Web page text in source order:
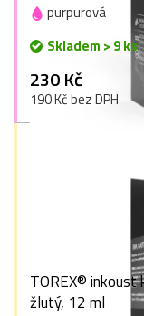
purpurová
Skladem > 9 ks
230 Kč
190 Kč bez DPH
TOREX® inkoust
žlutý, 12 ml